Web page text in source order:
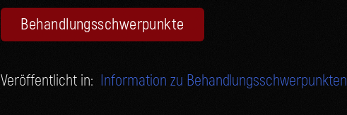
Behand­lungs­schwer­punk­te
Veröffentlicht in: Information zu Behandlungsschwerpunkten